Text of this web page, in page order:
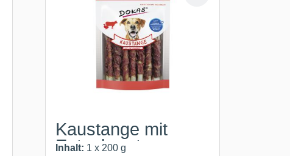
Kaustange mit
Entenbrust
Inhalt: 1 x 200 g